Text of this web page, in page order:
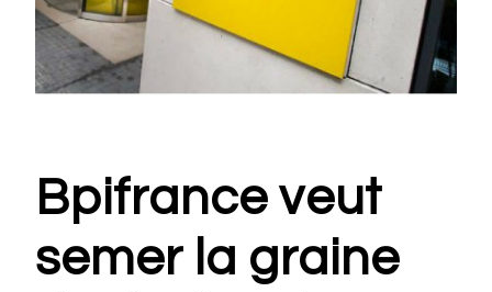
Bpifrance veut
semer la graine